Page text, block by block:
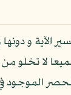
الآية و
لا تخلو
الموجود